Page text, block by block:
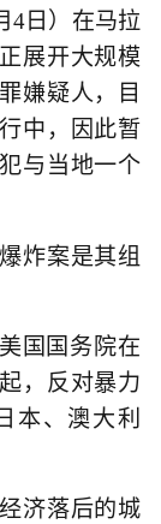
4日）在马拉
展开大规模
嫌疑人，目
中，因此暂
与当地一个
炸案是其组
国国务院在
，反对暴力
本、澳大利
济落后的城